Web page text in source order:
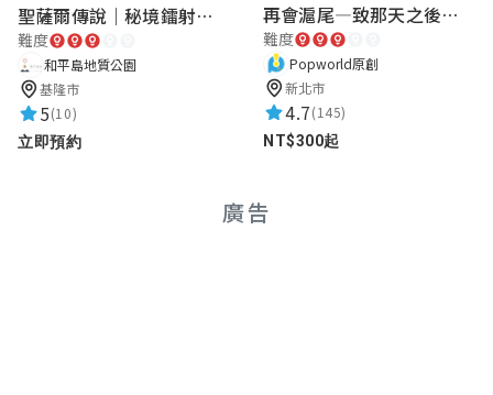
聖薩爾傳說｜秘境鐳射激戰
難度
和平島地質公園
基隆市
5(10)
立即預約
再會滬尾—致那天之後的你｜淡水老街實境遊戲｜實體遊戲盒
難度
Popworld原創
新北市
4.7(145)
NT$300起
廣告